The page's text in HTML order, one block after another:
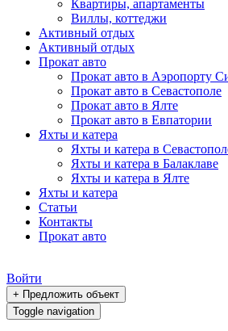
Квартиры, апартаменты
Виллы, коттеджи
Активный отдых
Активный отдых
Прокат авто
Прокат авто в Аэропорту
Прокат авто в Севастополе
Прокат авто в Ялте
Прокат авто в Евпатории
Яхты и катера
Яхты и катера в
Яхты и катера в Балаклаве
Яхты и катера в Ялте
Яхты и катера
Статьи
Контакты
Прокат авто
Войти
+ Предложить объект
Toggle navigation